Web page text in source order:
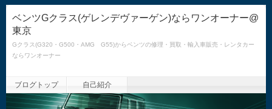
ベンツGクラス(ゲレンデヴァーゲン)ならワンオーナー@
東京
Gクラス(G320・G500・AMG G55)からベンツの修理・買取・輸入車販売・レンタカー
ならワンオーナー
ブログトップ 自己紹介